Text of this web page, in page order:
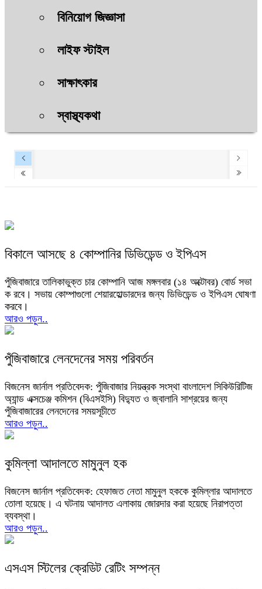
বিনিয়োগ জিজ্ঞাসা
লাইফ স্টাইল
সাক্ষাৎকার
স্বাস্থ্যকথা
বিকালে আসছে ৪ কোম্পানির ডিভিডেন্ড ও ইপিএস
পুঁজিবাজারে তালিকাভুক্ত চার কোম্পানি আজ মঙ্গলবার (১৪ অক্টোবর) বোর্ড সভা
ক রবে। সভায় কোম্পাগুলো শেয়ারহোল্ডারদের জন্য ডিভিডেন্ড ও ইপিএস ঘোষণা
করবে।
আরও পড়ুন..
পুঁজিবাজারে লেনদেনের সময় পরিবর্তন
বিজনেস জার্নাল প্রতিবেদক: পুঁজিবাজার নিয়ন্ত্রক সংস্থা বাংলাদেশ সিকিউরিটিজ
অ্যান্ড এক্সচেঞ্জ কমিশন (বিএসইসি) বিদ্যুত ও জ্বালানি সাশ্রয়ের জন্য
পুঁজিবাজারের লেনদেনের সময়সূচীতে
আরও পড়ুন..
কুমিল্লা আদালতে মামুনুল হক
বিজনেস জার্নাল প্রতিবেদক: হেফাজত নেতা মামুনুল হককে কুমিল্লার আদালতে
তোলা হয়েছে। এ ঘটনায় আদালত এলাকায় জোরদার করা হয়েছে নিরাপত্তা
ব্যবস্থা।
আরও পড়ুন..
এসএস স্টিলের ক্রেডিট রেটিং সম্পন্ন